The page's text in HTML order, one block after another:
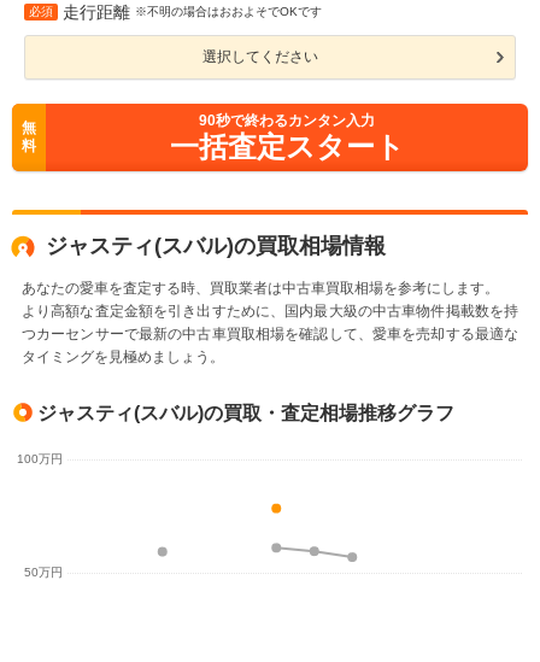
必須 走行距離 ※不明の場合はおおよそでOKです
選択してください
無
料
90秒で終わるカンタン入力
一括査定スタート
ジャスティ(スバル)の買取相場情報
あなたの愛車を査定する時、買取業者は中古車買取相場を参考にします。
より高額な査定金額を引き出すために、国内最大級の中古車物件掲載数を持
つカーセンサーで最新の中古車買取相場を確認して、愛車を売却する最適な
タイミングを見極めましょう。
ジャスティ(スバル)の買取・査定相場推移グラフ